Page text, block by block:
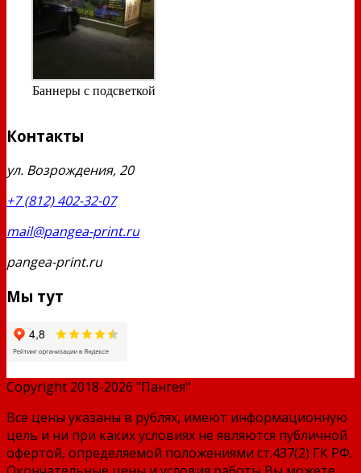
Баннеры с подсветкой
Контакты
ул. Возрождения, 20
+7 (812) 402-32-07
mail@pangea-print.ru
pangea-print.ru
Мы тут
Copyright 2018-2026 "Пангея"
Все цены указаны в рублях, имеют информационную
цель и ни при каких условиях не являются публичной
офертой, определяемой положениями ст.437(2) ГК РФ.